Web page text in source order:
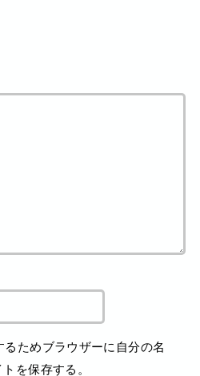
ためブラウザーに自分の名
を保存する。